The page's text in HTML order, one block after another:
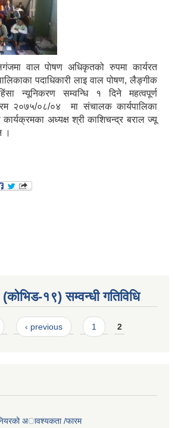
वाल पाेषण अधिकृतको रुपमा कार्यरत
पदाधिकारी लाइ वाल पोषण, लैङ्गीक
न्यूनिकरण सम्वन्धि १ दिने महत्वपूर्ण
२०७५/०८/०४ मा संचालक कार्यपालिका
अध्यक्ष श्री काशिचन्द्र बराल ज्यू
।
१९) सम्वन्धी गतिविधि
‹ previous 1 2
अावश्यकता /फारम